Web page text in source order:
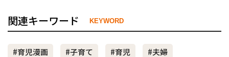
関連キーワード KEYWORD
#育児漫画 #子育て #育児
#夫婦